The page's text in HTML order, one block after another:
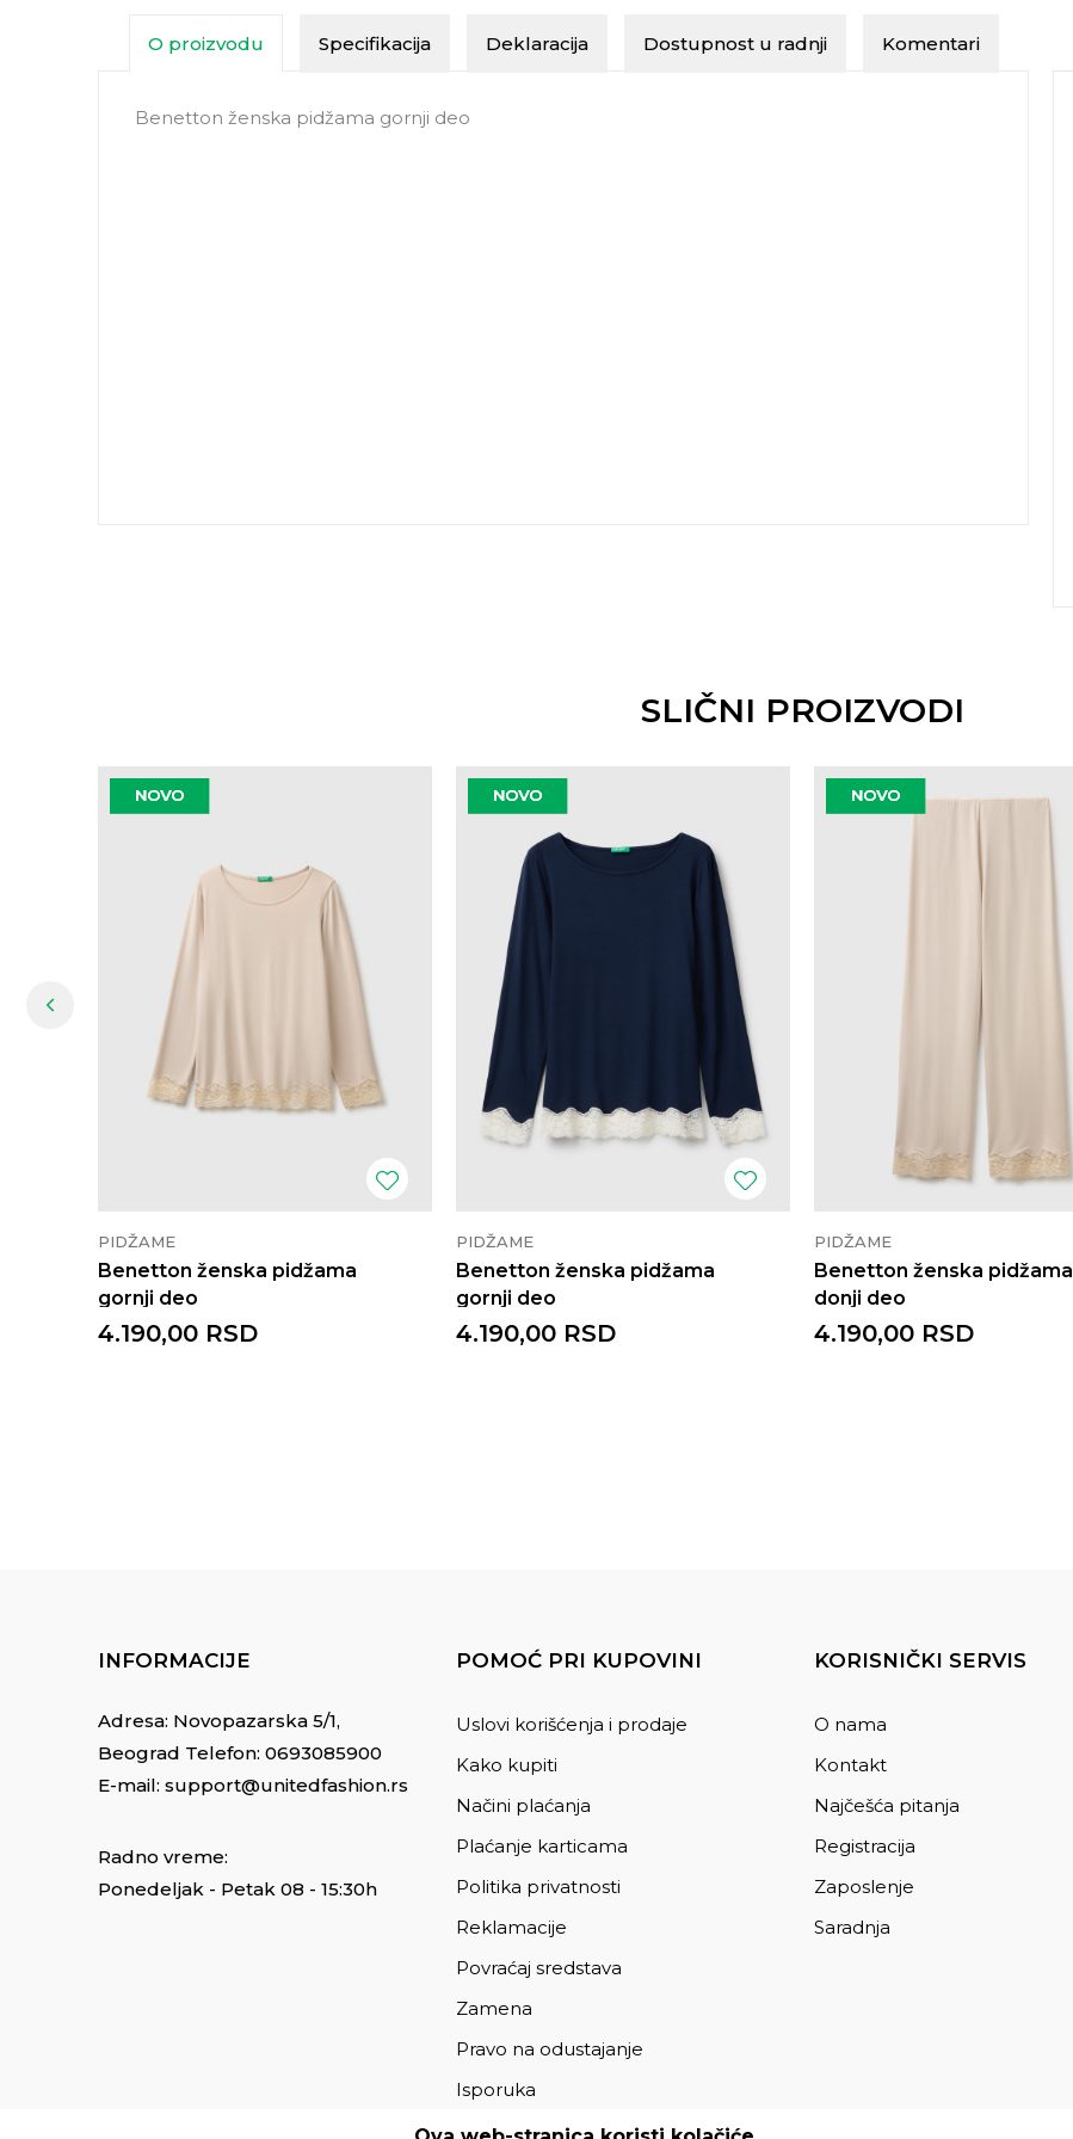
O proizvodu Specifikacija Deklaracija Dostupnost u radnji Komentari
Benetton ženska pidžama gornji deo
SLIČNI PROIZVODI
PIDŽAME
Benetton ženska pidžama
gornji deo
4.190,00 RSD
PIDŽAME
Benetton ženska pidžama
gornji deo
4.190,00 RSD
PIDŽAME
Benetton ženska pidžama
donji deo
4.190,00 RSD
INFORMACIJE
Adresa: Novopazarska 5/1,
Beograd Telefon: 0693085900
E-mail: support@unitedfashion.rs
Radno vreme:
Ponedeljak - Petak 08 - 15:30h
POMOĆ PRI KUPOVINI
Uslovi korišćenja i prodaje
Kako kupiti
Načini plaćanja
Plaćanje karticama
Politika privatnosti
Reklamacije
Povraćaj sredstava
Zamena
Pravo na odustajanje
Isporuka
KORISNIČKI SERVIS
O nama
Kontakt
Najčešća pitanja
Registracija
Zaposlenje
Saradnja